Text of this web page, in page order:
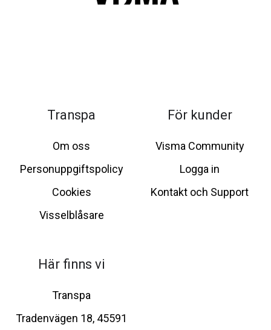
Transpa
Om oss
Personuppgiftspolicy
Cookies
Visselblåsare
För kunder
Visma Community
Logga in
Kontakt och Support
Här finns vi
Transpa
Tradenvägen 18, 45591